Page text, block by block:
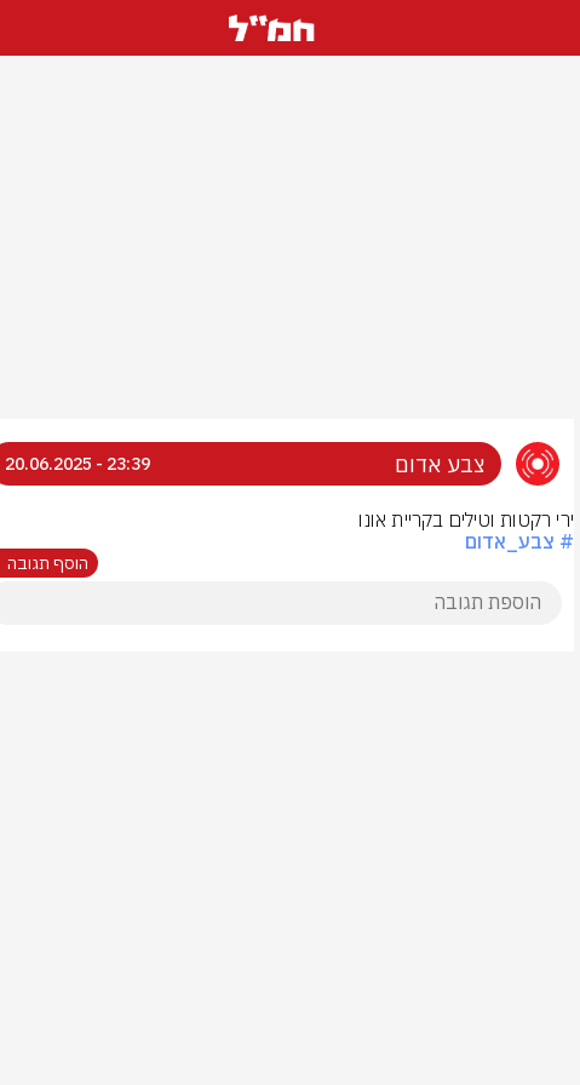
צבע אדום 23:39 - 20.06.2025
ירי רקטות וטילים בקריית אונו
# צבע_אדום
הוסף תגובה